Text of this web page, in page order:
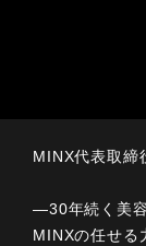
MINX代表取
―30年続く美
MINXの任せる